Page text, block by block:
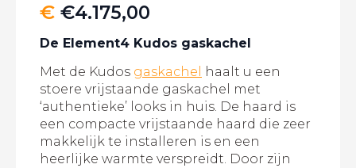
€ €4.175,00
De Element4 Kudos gaskachel
Met de Kudos gaskachel
haalt u een
stoere vrijstaande gaskachel met
‘authentieke’ looks in huis. De haard is
een compacte vrijstaande haard die zeer
makkelijk te installeren is en een
heerlijke warmte verspreidt. Door zijn